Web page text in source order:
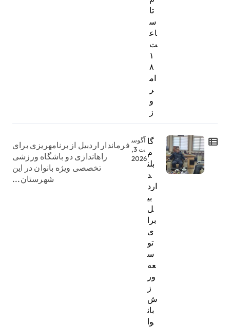
تا
س
اع
ت
۱
۸
ام
ر
و
ز
گا
م
بلن
د
ارد
بی
ل
برا
ی
تو
س
عه
ور
ز
ش
بان
وا
آگوس
ت 3,
2026
فرماندار اردبیل از برنامهریزی برای
راهاندازی دو باشگاه ورزشی
تخصصی ویژه بانوان در این
شهرستان...